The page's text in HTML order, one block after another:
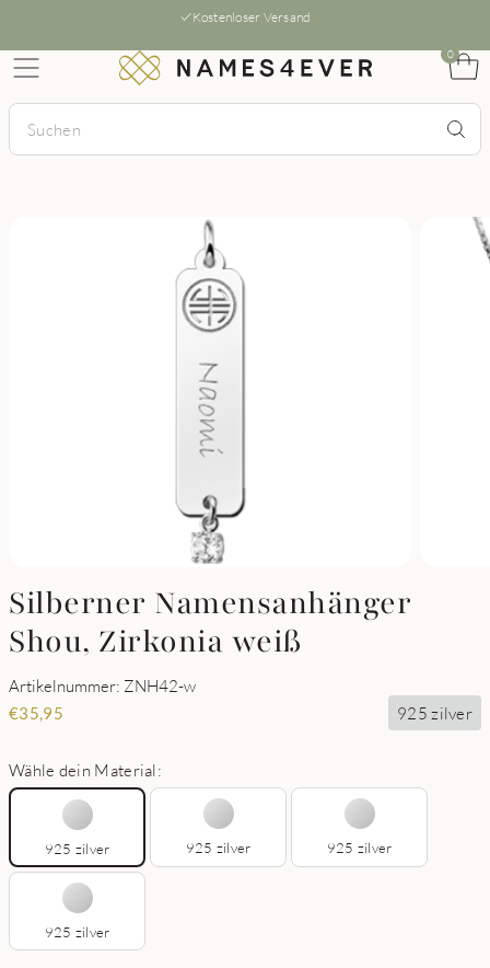
Kostenloser Versand
0
Silberner Namensanhänger
Shou, Zirkonia weiß
Artikelnummer: ZNH42-w
€35,95 925 zilver
Wähle dein Material:
925 zilver 925 zilver 925 zilver
925 zilver